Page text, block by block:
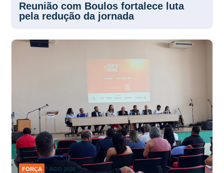
Reunião com Boulos fortalece luta
pela redução da jornada
FORÇA 7 AGO 2026